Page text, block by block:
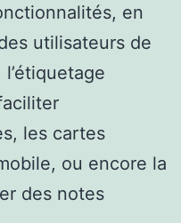
en
utilisateurs de
les cartes
ou encore la
des notes